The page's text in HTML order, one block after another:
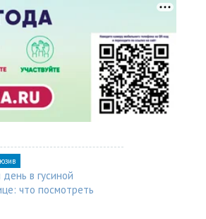
в гусиной
что посмотреть